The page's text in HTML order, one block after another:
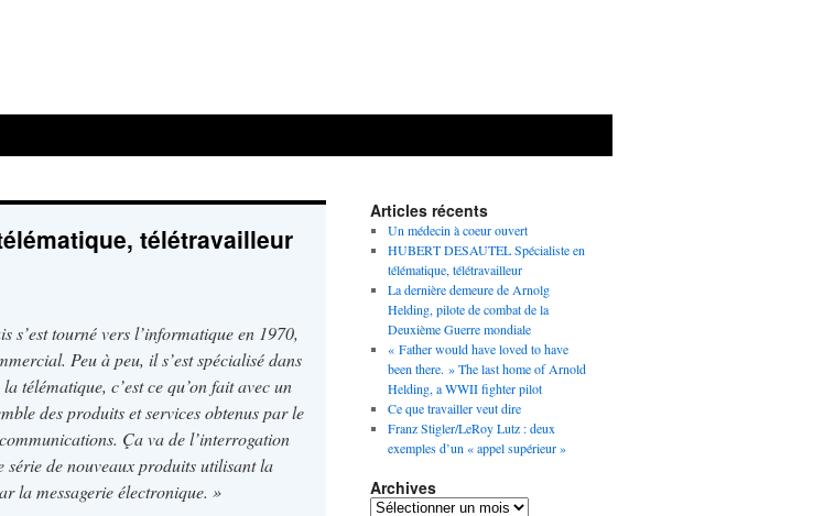
télétravailleur
s’est tourné vers l’informatique en 1970,
Peu à peu, il s’est spécialisé dans
télématique, c’est ce qu’on fait avec un
des produits et services obtenus par le
Ça va de l’interrogation
série de nouveaux produits utilisant la
la messagerie électronique. »
Articles récents
Un médecin à coeur ouvert
HUBERT DESAUTEL Spécialiste en
télématique, télétravailleur
La dernière demeure de Arnolg
Helding, pilote de combat de la
Deuxième Guerre mondiale
« Father would have loved to have
been there. » The last home of Arnold
Helding, a WWII fighter pilot
Ce que travailler veut dire
Franz Stigler/LeRoy Lutz : deux
exemples d’un « appel supérieur »
Archives
Archives